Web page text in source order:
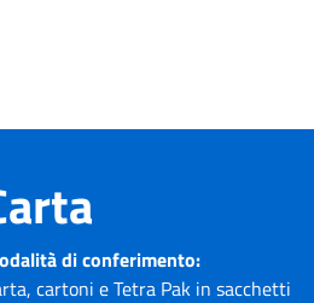
di conferimento:
cartoni e Tetra Pak in sacchetti